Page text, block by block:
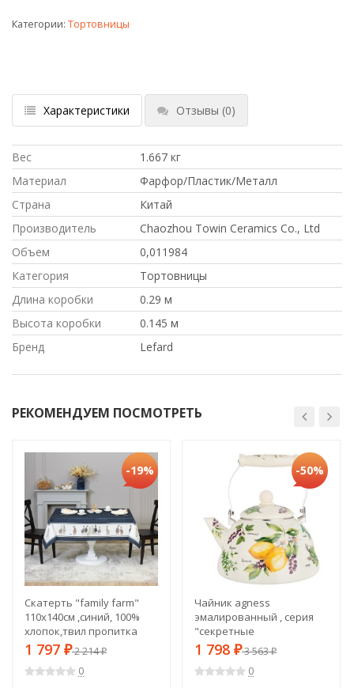
Категории: Тортовницы
Характеристики Отзывы (0)
Вес
1.667 кг
Материал
Фарфор/Пластик/Металл
Страна
Китай
Производитель
Chaozhou Towin Ceramics Co., Ltd
Объем
0,011984
Категория
Тортовницы
Длина коробки
0.29 м
Высота коробки
0.145 м
Бренд
Lefard
РЕКОМЕНДУЕМ ПОСМОТРЕТЬ
-19%
Скатерть "family farm"
110х140см ,синий, 100%
хлопок,твил пропитка
Lefard (850-742-20)
1 797 ₽2 214₽
0
-50%
Чайник agness
эмалированный , серия
"секретные
ингредиенты" 3 л Agness
(934-422)
1 798 ₽3 563₽
0